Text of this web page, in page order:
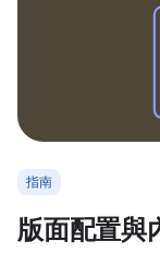
指南
版面配置與